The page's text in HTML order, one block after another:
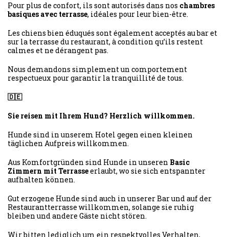
Pour plus de confort, ils sont autorisés dans nos chambres
basiques avec terrasse, idéales pour leur bien-être.
Les chiens bien éduqués sont également acceptés au bar et
sur la terrasse du restaurant, à condition qu’ils restent
calmes et ne dérangent pas.
Nous demandons simplement un comportement
respectueux pour garantir la tranquillité de tous.
🇩🇪
Sie reisen mit Ihrem Hund? Herzlich willkommen.
Hunde sind in unserem Hotel gegen einen kleinen
täglichen Aufpreis willkommen.
Aus Komfortgründen sind Hunde in unseren Basic
Zimmern mit Terrasseerlaubt, wo sie sich entspannter
aufhalten können.
Gut erzogene Hunde sind auch in unserer Bar und auf der
Restaurantterrasse willkommen, solange sie ruhig
bleiben und andere Gäste nicht stören.
Wir bitten lediglich um ein respektvolles Verhalten,